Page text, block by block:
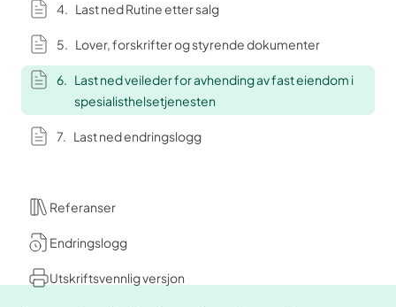
Last ned Rutine etter salg
Lover, forskrifter og styrende dokumenter
Last ned veileder for avhending av fast eiendom i
spesialisthelsetjenesten
Last ned endringslogg
Referanser
Endringslogg
Utskriftsvennlig versjon